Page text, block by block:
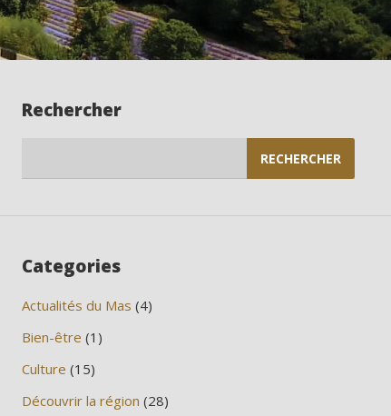
Rechercher
Categories
Actualités du Mas (4)
Bien-être (1)
Culture (15)
Découvrir la région (28)